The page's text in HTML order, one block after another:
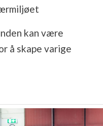
kan være
å skape varige